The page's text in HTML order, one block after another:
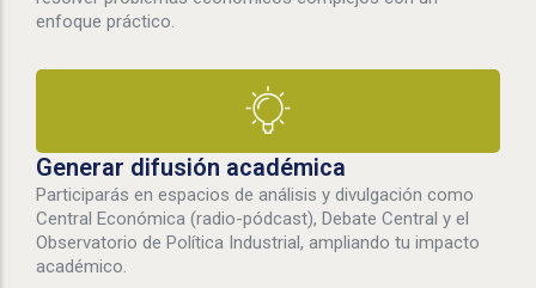
enfoque práctico.
Generar difusión académica
Participarás en espacios de análisis y divulgación como
Central Económica (radio-pódcast), Debate Central y el
Observatorio de Política Industrial, ampliando tu impacto
académico.